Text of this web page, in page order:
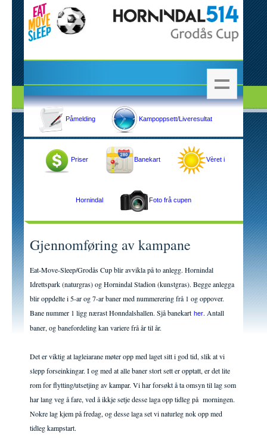
Påmelding Kampoppsett/Liveresultat
Priser Banekart Vèret i
Hornindal Foto frå cupen
Gjennomføring av kampane
Eat-Move-Sleep/Grodås Cup blir avvikla på to anlegg. Hornindal
Idrettspark (naturgras) og Hornindal Stadion (kunstgras). Begge anlegga
blir oppdelte i 5-ar og 7-ar baner med nummerering frå 1 og oppover.
Bane nummer 1 ligg nærast Honndalshallen. Sjå banekart her. Antall
baner, og banefordeling kan variere frå år til år.
Det er viktig at lagleiarane møter opp med laget sitt i god tid, slik at vi
slepp forseinkingar. I og med at alle baner stort sett er opptatt, er det lite
rom for flytting/utsetjing av kampar. Vi har forsøkt å ta omsyn til lag som
har lang veg å fare, ved å ikkje setje desse laga opp tidleg på morningen.
Nokre lag kjem på fredag, og desse laga set vi naturleg nok opp med
tidleg kampstart.